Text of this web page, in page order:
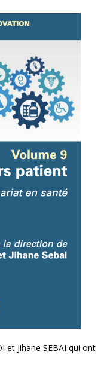
et Jihane SEBAI qui ont